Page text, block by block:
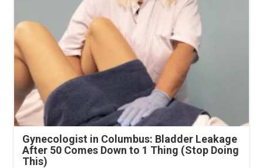
Gynecologist in Columbus: Bladder Leakage
After 50 Comes Down to 1 Thing (Stop Doing
This)